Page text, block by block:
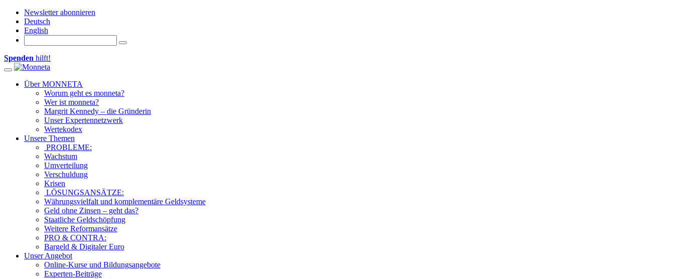
Newsletter abonnieren
Deutsch
English
Spenden hilft!
Toggle navigation
Über MONNETA
Worum geht es monneta?
Wer ist monneta?
Margrit Kennedy – die Gründerin
Unser Expertennetzwerk
Wertekodex
Unsere Themen
PROBLEME:
Wachstum
Umverteilung
Verschuldung
Krisen
LÖSUNGSANSÄTZE:
Währungsvielfalt und komplementäre Geldsysteme
Geld ohne Zinsen – geht das?
Staatliche Geldschöpfung
Weitere Reformansätze
PRO & CONTRA:
Bargeld & Digitaler Euro
Unser Angebot
Online-Kurse und Bildungsangebote
Experten-Beiträge